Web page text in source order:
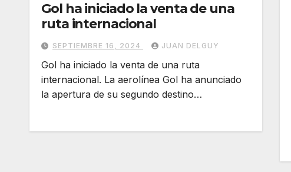
Gol ha iniciado la venta de una
ruta internacional
SEPTIEMBRE 16, 2024 JUAN DELGUY
Gol ha iniciado la venta de una ruta
internacional. La aerolínea Gol ha anunciado
la apertura de su segundo destino…